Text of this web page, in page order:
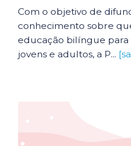
Com o objetivo de
conhecimento sobre
educação bilíngue para
jovens e adultos, a P...